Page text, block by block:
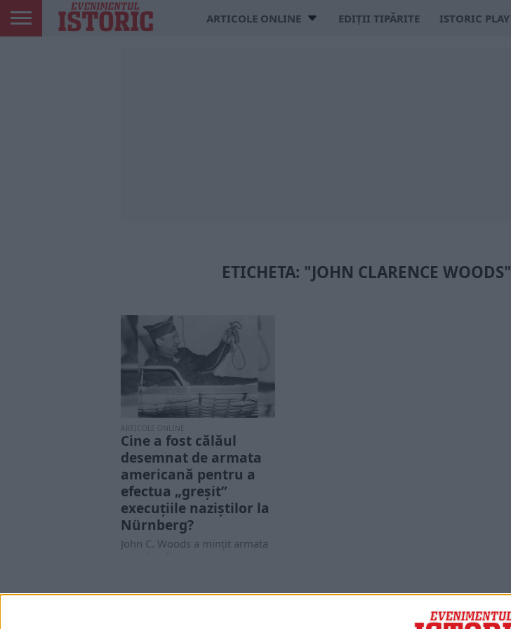
ARTICOLE ONLINE EDIȚII TIPĂRITE ISTORIC PLAY
ETICHETA: "JOHN CLARENCE WOODS"
ARTICOLE ONLINE
Cine a fost călăul
desemnat de armata
americană pentru a
efectua „greșit”
execuțiile naziștilor la
Nürnberg?
John C. Woods a mințit armata
americană pentru ca aceasta